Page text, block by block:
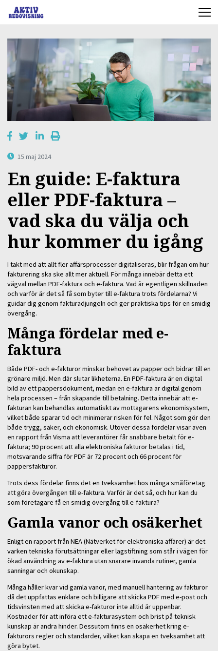
15 maj 2024
En guide: E-faktura
eller PDF-faktura –
vad ska du välja och
hur kommer du igång
I takt med att allt fler affärsprocesser digitaliseras, blir frågan om hur
fakturering ska ske allt mer aktuell. För många innebär detta ett
vägval mellan PDF-faktura och e-faktura. Vad är egentligen skillnaden
och varför är det så få som byter till e-faktura trots fördelarna? Vi
guidar dig genom fakturadjungeln och ger praktiska tips för en smidig
övergång.
Många fördelar med e-
faktura
Både PDF- och e-fakturor minskar behovet av papper och bidrar till en
grönare miljö. Men där slutar likheterna. En PDF-faktura är en digital
bild av ett pappersdokument, medan en e-faktura är digital genom
hela processen – från skapande till betalning. Detta innebär att e-
fakturan kan behandlas automatiskt av mottagarens ekonomisystem,
vilket både sparar tid och minimerar risken för fel. Något som gör den
både trygg, säker, och ekonomisk. Utöver dessa fördelar visar även
en rapport från Visma att leverantörer får snabbare betalt för e-
faktura; 90 procent att alla elektroniska fakturor betalas i tid,
motsvarande siffra för PDF är 72 procent och 66 procent för
pappersfakturor.
Trots dess fördelar finns det en tveksamhet hos många småföretag
att göra övergången till e-faktura. Varför är det så, och hur kan du
som företagare få en smidig övergång till e-faktura?
Gamla vanor och osäkerhet
Enligt en rapport från NEA (Nätverket för elektroniska affärer) är det
varken tekniska förutsättningar eller lagstiftning som står i vägen för
ökad användning av e-faktura utan snarare invanda rutiner, gamla
sanningar och okunskap.
Många håller kvar vid gamla vanor, med manuell hantering av fakturor
då det uppfattas enklare och billigare att skicka PDF med e-post och
tidsvinsten med att skicka e-fakturor inte alltid är uppenbar.
Kostnader för att införa ett e-fakturasystem och brist på teknisk
kunskap är andra hinder. Dessutom finns en osäkerhet kring e-
fakturors regler och standarder, vilket kan skapa en tveksamhet att
göra bytet.